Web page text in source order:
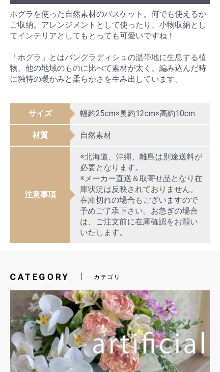
ホグラを使った自然素材のバスケット。何でも使えるか
ご収納。アレンジメントとして使ったり、小物収納とし
てインテリアとしてもとっても可愛いですね！
「ホグラ」とはバングラディシュの温帯地に生息する植
物。他の地域のものに比べて素材が太く、編み込んだ時
に独特の暖かみと柔らかさを生み出しています。
サイズ 幅約25cm×奥約12cm×高約10cm
材質 自然素材
注意事項
※北海道、沖縄、離島は別途送料が
必要となります。
※メーカー直送＆取寄せ品となり在
庫状況は反映されておりません。
在庫切れの場合もございますので
予めご了承下さい。お急ぎの場合
は、ご注文前に在庫確認をお願い
いたします。
CATEGORY カテゴリ